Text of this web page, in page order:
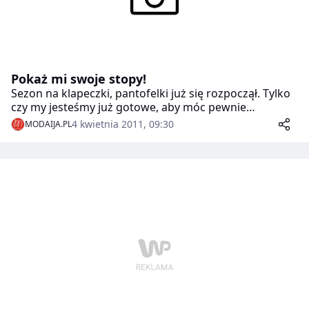
Pokaż mi swoje stopy!
Sezon na klapeczki, pantofelki już się rozpoczął. Tylko
czy my jesteśmy już gotowe, aby móc pewnie
prezentować nasze stopy w kusych bucikach?
MODAIJA.PL4 kwietnia 2011, 09:30